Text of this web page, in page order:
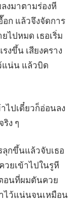
งมาตามร่องหี
ก แล้วจึงจัดการ
ไปหมด เธอเริ่ม
งขึ้น เสียงคราง
แน่น แล้วบิด
ปเดี๋ยวก็อ่อนลง
ริง ๆ
กขึ้นแล้วจับเธอ
ยเข้าไปในรูหี
อนที่ผมดันควย
ไว้แน่นจนเหมือน